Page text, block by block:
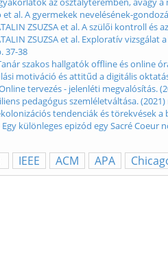
al. A gyermekek nevelésének-
ZSUZSA et al. A szülői
ZSUZSA et al. Exploratív
37-38
szakos hallgatók offline és online
motiváció és attitűd a digitális
tervezés - jelenléti megvalósítás.
pedagógus szemléletváltása.
tendenciák és törekvések
különleges epizód egy Sacré
IEEE ACM APA